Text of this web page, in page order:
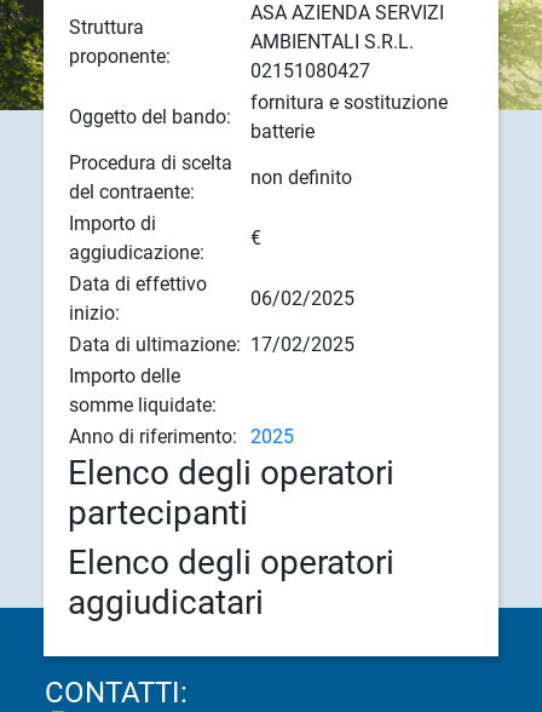
Struttura
proponente:
ASA AZIENDA SERVIZI
AMBIENTALI S.R.L.
02151080427
Oggetto del bando:
fornitura e sostituzione
batterie
Procedura di scelta
del contraente:
non definito
Importo di
aggiudicazione:
€
Data di effettivo
inizio:
06/02/2025
Data di ultimazione: 17/02/2025
Importo delle
somme liquidate:
Anno di riferimento:
2025
Elenco degli operatori
partecipanti
Elenco degli operatori
aggiudicatari
CONTATTI: